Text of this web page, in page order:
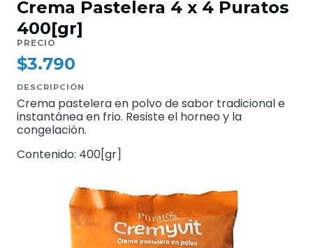
Crema Pastelera 4 x 4 Puratos
400[gr]
PRECIO
$3.790
DESCRIPCIÓN
Crema pastelera en polvo de sabor tradicional e
instantánea en frio. Resiste el horneo y la
congelación.
Contenido: 400[gr]